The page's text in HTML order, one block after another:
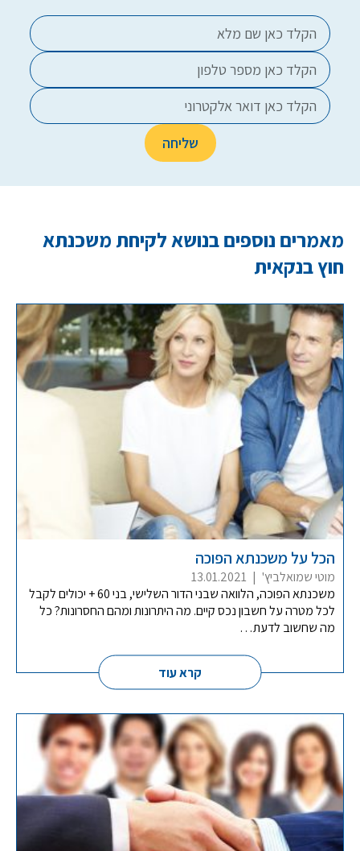
מאמרים נוספים בנושא לקיחת משכנתא
חוץ בנקאית
הכל על משכנתא הפוכה
מוטי שמואלביץ' |
13.01.2021
משכנתא הפוכה, הלוואה שבני הדור השלישי, בני 60 + יכולים לקבל
לכל מטרה על חשבון נכס קיים. מה היתרונות ומהם החסרונות? כל
מה שחשוב לדעת…
קרא עוד